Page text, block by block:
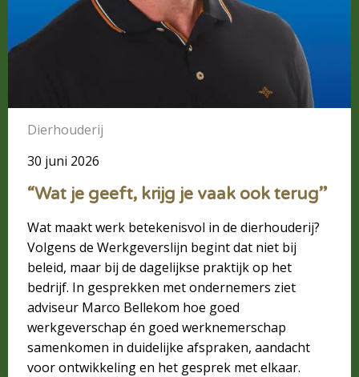
Dierhouderij
30 juni 2026
“Wat je geeft, krijg je vaak ook terug”
Wat maakt werk betekenisvol in de dierhouderij?
Volgens de Werkgeverslijn begint dat niet bij
beleid, maar bij de dagelijkse praktijk op het
bedrijf. In gesprekken met ondernemers ziet
adviseur Marco Bellekom hoe goed
werkgeverschap én goed werknemerschap
samenkomen in duidelijke afspraken, aandacht
voor ontwikkeling en het gesprek met elkaar.